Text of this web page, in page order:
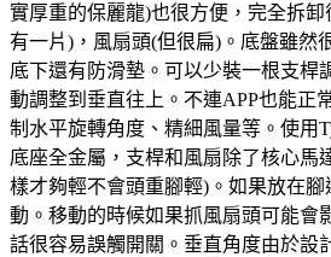
實厚重的保麗龍)也很方便，完全拆
有一片)，風扇頭(但很扁)。底盤雖然
底下還有防滑墊。可以少裝一根支桿
動調整到垂直往上。不連APP也能正
制水平旋轉角度、精細風量等。使用
底座全金屬，支桿和風扇除了核心馬
樣才夠輕不會頭重腳輕)。如果放在
動。移動的時候如果抓風扇頭可能會
話很容易誤觸開關。垂直角度由於設